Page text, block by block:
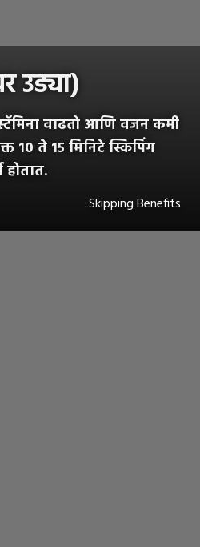
उड्या)
वाढतो आणि वजन कमी
१० ते १५ मिनिटे स्किपिंग
Skipping Benefits